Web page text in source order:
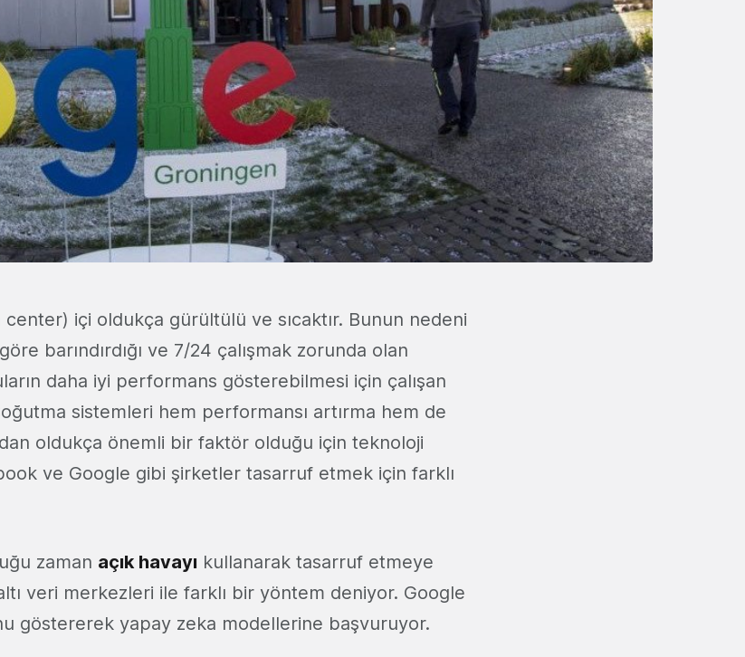
içi oldukça gürültülü ve sıcaktır. Bunun nedeni
barındırdığı ve 7/24 çalışmak zorunda olan
daha iyi performans gösterebilmesi için çalışan
sistemleri hem performansı artırma hem de
oldukça önemli bir faktör olduğu için teknoloji
ve Google gibi şirketler tasarruf etmek için farklı
zaman açık havayı kullanarak tasarruf etmeye
veri merkezleri ile farklı bir yöntem deniyor. Google
göstererek yapay zeka modellerine başvuruyor.